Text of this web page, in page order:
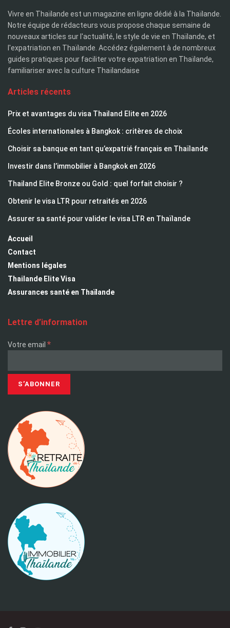
Vivre en Thaïlande est un magazine en ligne dédié à la Thaïlande.
Notre équipe de rédacteurs vous propose chaque semaine de
nouveaux articles sur l'actualité, le style de vie en Thaïlande, et
l'expatriation en Thaïlande. Accédez également à de nombreux
guides pratiques pour faciliter votre expatriation en Thaïlande,
familiariser avec la culture Thaïlandaise
Articles récents
Prix et avantages du visa Thailand Elite en 2026
Écoles internationales à Bangkok : critères de choix
Choisir sa banque en tant qu’expatrié français en Thaïlande
Investir dans l’immobilier à Bangkok en 2026
Thailand Elite Bronze ou Gold : quel forfait choisir ?
Obtenir le visa LTR pour retraités en 2026
Assurer sa santé pour valider le visa LTR en Thaïlande
Accueil
Contact
Mentions légales
Thailande Elite Visa
Assurances santé en Thaïlande
Lettre d’information
Votre email *